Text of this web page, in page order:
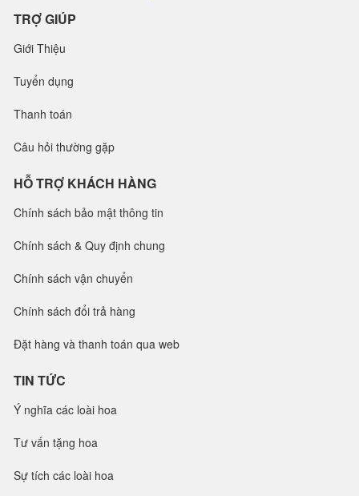
TRỢ GIÚP
Giới Thiệu
Tuyển dụng
Thanh toán
Câu hỏi thường gặp
HỖ TRỢ KHÁCH HÀNG
Chính sách bảo mật thông tin
Chính sách & Quy định chung
Chính sách vận chuyển
Chính sách đổi trả hàng
Đặt hàng và thanh toán qua web
TIN TỨC
Ý nghĩa các loài hoa
Tư vấn tặng hoa
Sự tích các loài hoa